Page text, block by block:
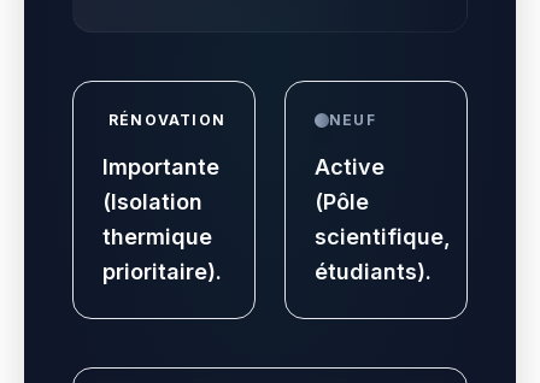
RÉNOVATION
Importante
(Isolation
thermique
prioritaire).
NEUF
Active
(Pôle
scientifique,
étudiants).